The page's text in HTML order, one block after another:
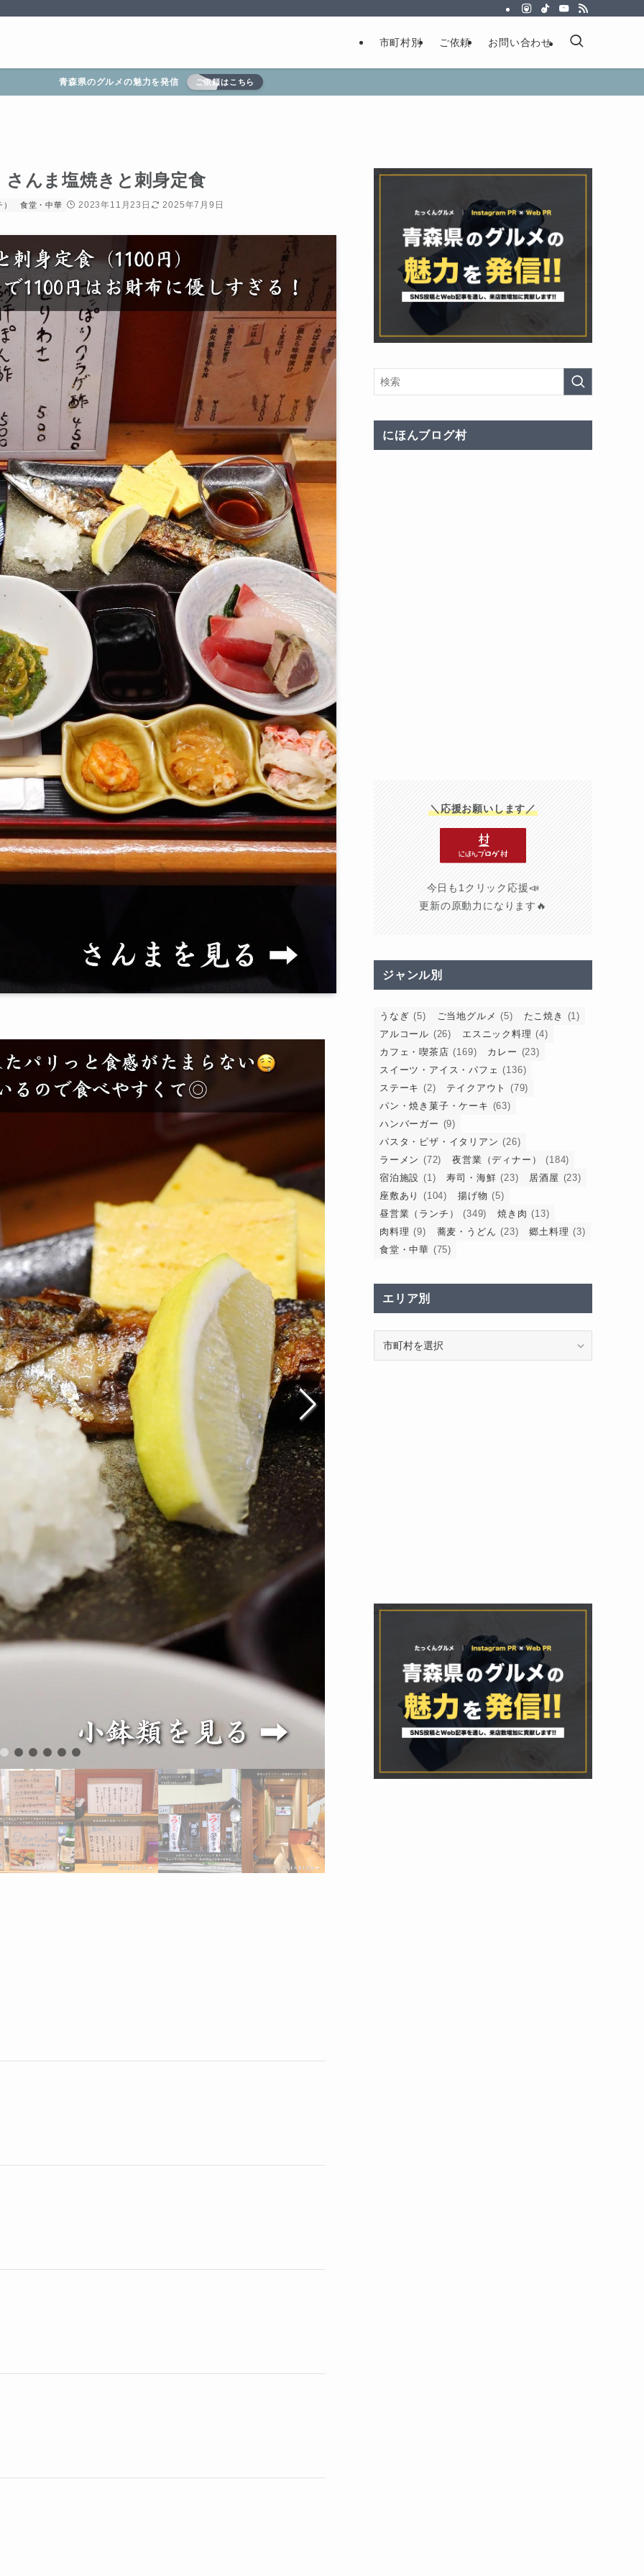
市町村別 ご依頼 お問い合わせ
青森県のグルメの魅力を発信 ご依頼はこちら
んま塩焼きと刺身定食
食堂・中華 2023年11月23日 2025年7月9日
にほんブログ村
＼応援お願いします／
今日も1クリック応援📣
更新の原動力になります🔥
ジャンル別
うなぎ (5) ご当地グルメ (5) たこ焼き
(1)
アルコール (26) エスニック料理 (4)
カフェ・喫茶店 (169) カレー (23)
スイーツ・アイス・パフェ (136)
ステーキ (2) テイクアウト
(79)
パン・焼き菓子・ケーキ (63)
ハンバーガー (9)
パスタ・ピザ・イタリアン (26)
ラーメン (72) 夜営業（ディナー）
(184)
宿泊施設 (1) 寿司・海鮮 (23) 居酒屋 (23)
座敷あり
(104) 揚げ物 (5)
昼営業（ランチ）
(349) 焼き肉 (13)
肉料理 (9) 蕎麦・うどん (23) 郷土料理 (3)
食堂・中華 (75)
エリア別